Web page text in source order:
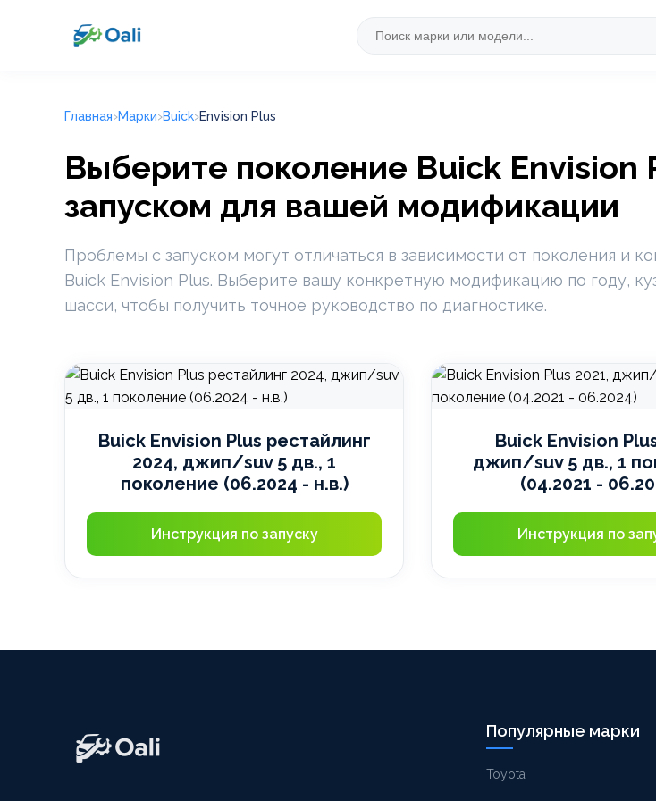
Главная Марки Buick Envision Plus
Выберите поколение Buick Envision
запуском для вашей модификации
Проблемы с запуском могут отличаться в зависимости от поколения и
Buick Envision Plus. Выберите вашу конкретную модификацию по году,
шасси, чтобы получить точное руководство по диагностике.
Buick Envision Plus рестайлинг
2024, джип/suv 5 дв., 1
поколение (06.2024 - н.в.)
Инструкция по запуску
Buick Envision
джип/suv 5 дв., 1
(04.2021 -
Инструкция по
Популярные марки
Toyota